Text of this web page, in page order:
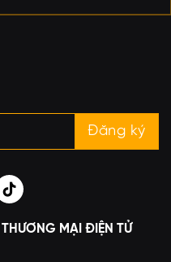
MẠI ĐIỆN TỬ